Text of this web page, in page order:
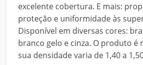
excelente cobertura. E mais:
proteção e uniformidade às
Disponível em diversas cores:
branco gelo e cinza. O produto é
sua densidade varia de 1,40 a